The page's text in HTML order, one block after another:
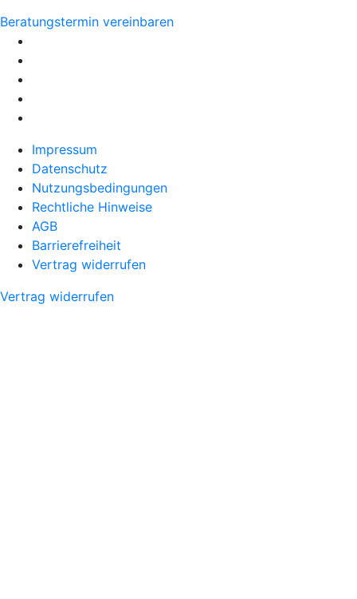
Beratungstermin vereinbaren
Impressum
Datenschutz
Nutzungsbedingungen
Rechtliche Hinweise
AGB
Barrierefreiheit
Vertrag widerrufen
Vertrag widerrufen